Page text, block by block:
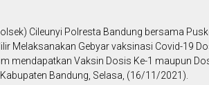
Cileunyi Polresta Bandung bersama
Melaksanakan Gebyar vaksinasi Covid-19
mendapatkan Vaksin Dosis Ke-1 maupun
Bandung, Selasa, (16/11/2021).